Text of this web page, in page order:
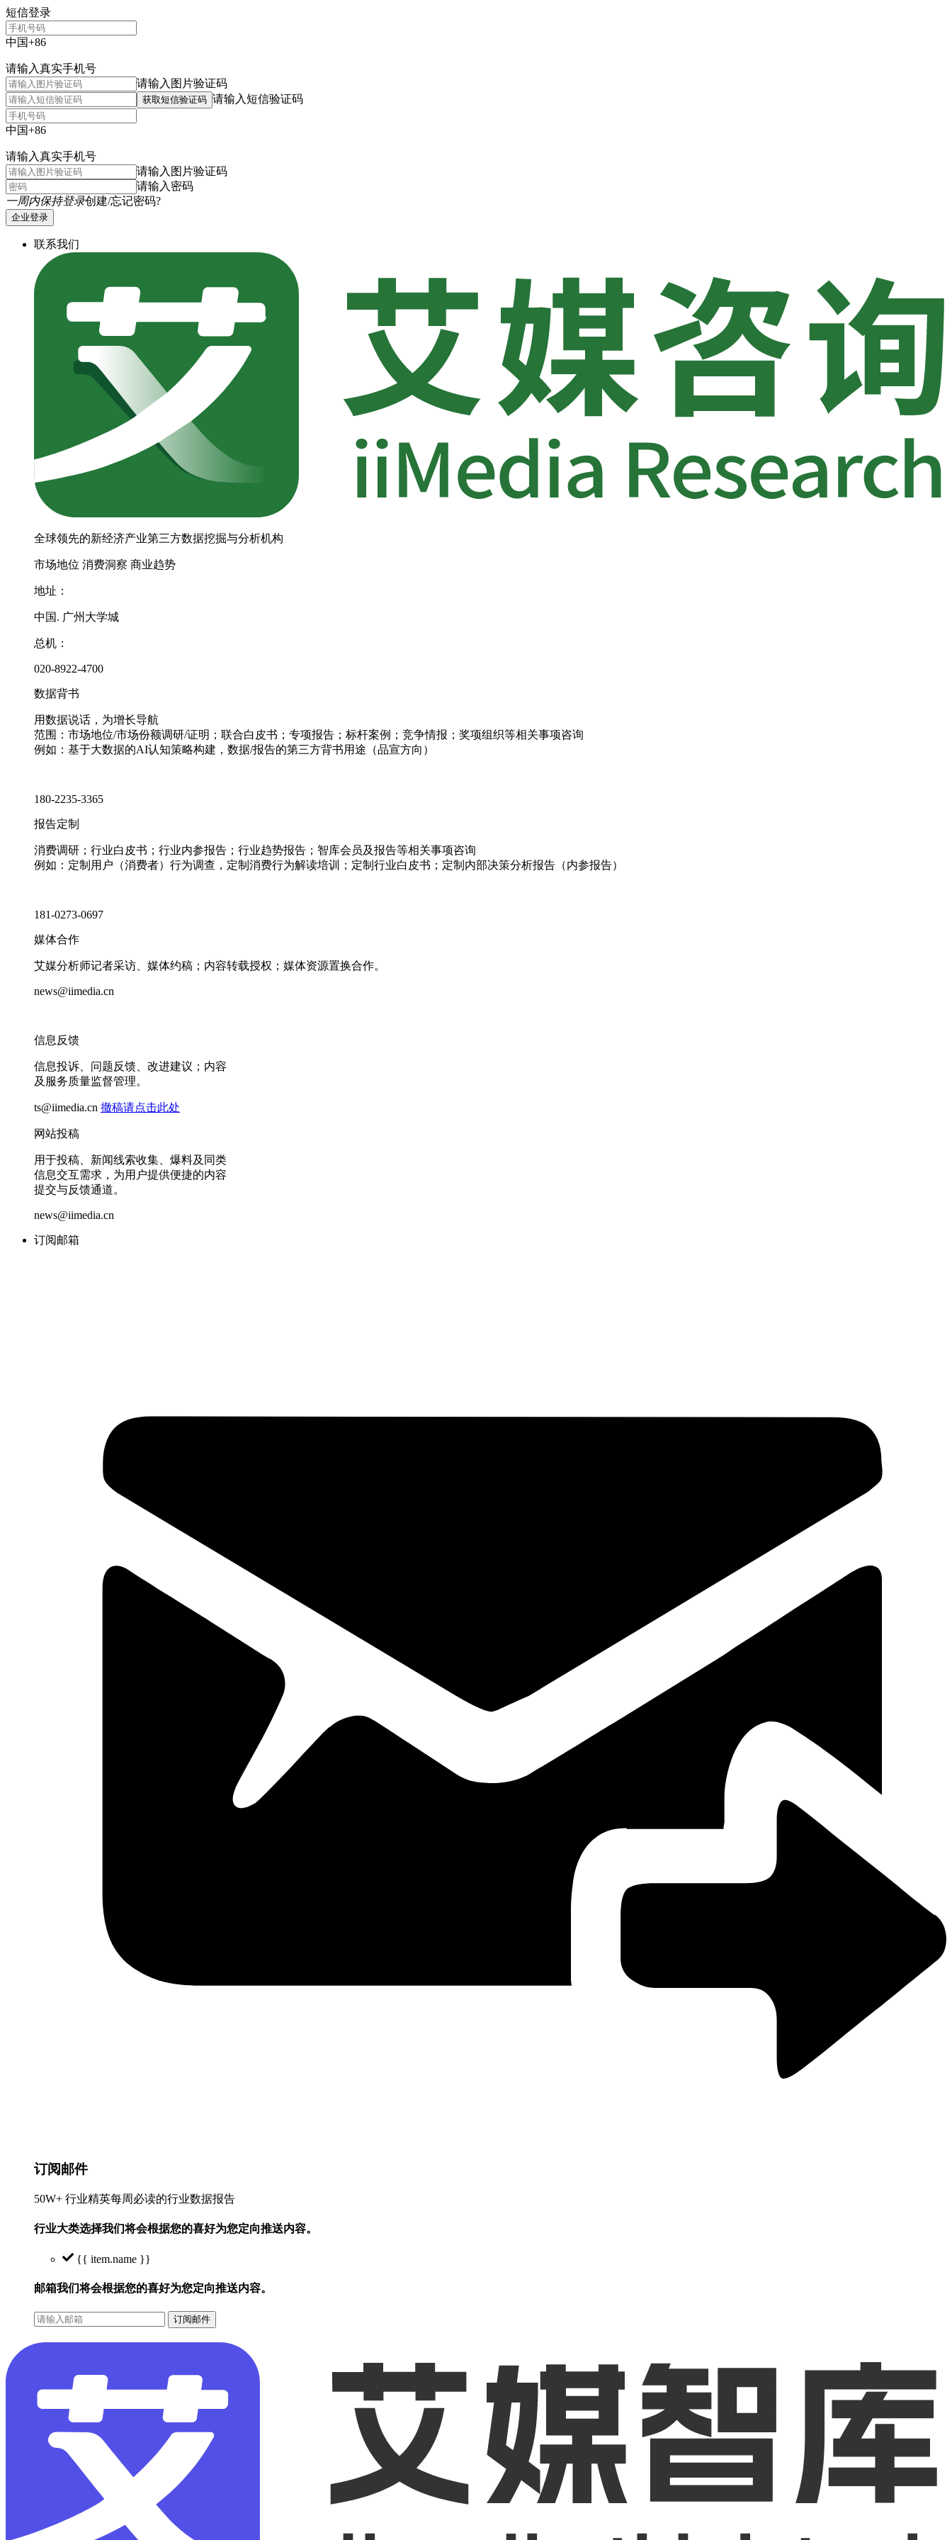
短信登录
中国+86
请输入真实手机号
请输入图片验证码
获取短信验证码 请输入短信验证码
中国+86
请输入真实手机号
请输入图片验证码
请输入密码
一周内保持登录创建/忘记密码?
企业登录
联系我们
全球领先的新经济产业第三方数据挖掘与分析机构
市场地位 消费洞察 商业趋势
地址：
中国. 广州大学城
总机：
020-8922-4700
数据背书
用数据说话，为增长导航
范围：市场地位/市场份额调研/证明；联合白皮书；专项报告；标杆案例；竞争情报；奖项组织等相关事项咨询
例如：基于大数据的AI认知策略构建，数据/报告的第三方背书用途（品宣方向）
180-2235-3365
报告定制
消费调研；行业白皮书；行业内参报告；行业趋势报告；智库会员及报告等相关事项咨询
例如：定制用户（消费者）行为调查，定制消费行为解读培训；定制行业白皮书；定制内部决策分析报告（内参报告）
181-0273-0697
媒体合作
艾媒分析师记者采访、媒体约稿；内容转载授权；媒体资源置换合作。
news@iimedia.cn
信息反馈
信息投诉、问题反馈、改进建议；内容
及服务质量监督管理。
ts@iimedia.cn 撤稿请点击此处
网站投稿
用于投稿、新闻线索收集、爆料及同类
信息交互需求，为用户提供便捷的内容
提交与反馈通道。
news@iimedia.cn
订阅邮箱
订阅邮件
50W+ 行业精英每周必读的行业数据报告
行业大类选择我们将会根据您的喜好为您定向推送内容。
{{ item.name }}
邮箱我们将会根据您的喜好为您定向推送内容。
订阅邮件